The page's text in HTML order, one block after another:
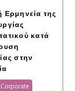
Ερμηνεία της
κατά
στην
Corporate